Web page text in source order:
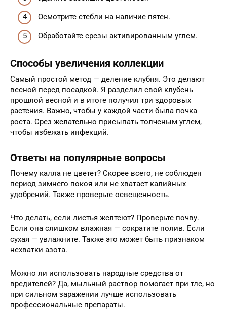
Осмотрите стебли на наличие пятен.
Обработайте срезы активированным углем.
Способы увеличения коллекции
Самый простой метод — деление клубня. Это делают
весной перед посадкой. Я разделил свой клубень
прошлой весной и в итоге получил три здоровых
растения. Важно, чтобы у каждой части была почка
роста. Срез желательно присыпать толченым углем,
чтобы избежать инфекций.
Ответы на популярные вопросы
Почему калла не цветет? Скорее всего, не соблюден
период зимнего покоя или не хватает калийных
удобрений. Также проверьте освещенность.
Что делать, если листья желтеют? Проверьте почву.
Если она слишком влажная — сократите полив. Если
сухая — увлажните. Также это может быть признаком
нехватки азота.
Можно ли использовать народные средства от
вредителей? Да, мыльный раствор помогает при тле, но
при сильном заражении лучше использовать
профессиональные препараты.